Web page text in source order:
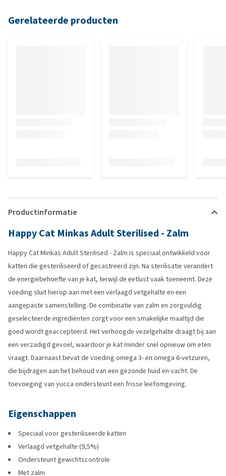
Gerelateerde producten
Productinformatie
Happy Cat Minkas Adult Sterilised - Zalm
Happy Cat Minkas Adult Sterilised - Zalm is speciaal ontwikkeld voor
katten die gesteriliseerd of gecastreerd zijn. Na sterilisatie verandert
de energiebehoefte van je kat, terwijl de eetlust vaak toeneemt. Deze
voeding sluit hierop aan met een verlaagd vetgehalte en een
aangepaste samenstelling. De combinatie van zalm en zorgvuldig
geselecteerde ingrediënten zorgt voor een smakelijke maaltijd die
goed wordt geaccepteerd. Het verhoogde vezelgehalte draagt bij aan
een verzadigd gevoel, waardoor je kat minder snel opnieuw om eten
vraagt. Daarnaast bevat de voeding omega 3- en omega 6-vetzuren,
die bijdragen aan het behoud van een gezonde huid en vacht. De
toevoeging van yucca ondersteunt een frisse leefomgeving.
Eigenschappen
Speciaal voor gesteriliseerde katten
Verlaagd vetgehalte (9,5%)
Ondersteunt gewichtscontrole
Met zalm